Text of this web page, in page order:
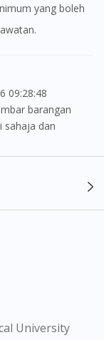
yang boleh
barangan
sahaja dan
perubatan dan
untuk
kesan
menyarankan
sendiri.
daripada doktor
atau
University